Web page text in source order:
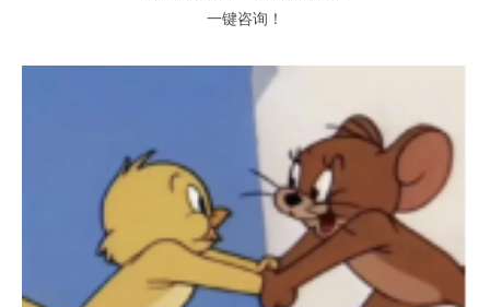
一键咨询 ！